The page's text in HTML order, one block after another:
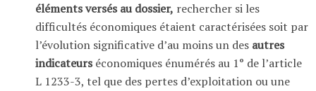
éléments versés au dossier, rechercher si les
difficultés économiques étaient caractérisées soit par
l’évolution significative d’au moins un des autres
indicateurséconomiques énumérés au 1° de l’article
L 1233-3, tel que des pertes d’exploitation ou une